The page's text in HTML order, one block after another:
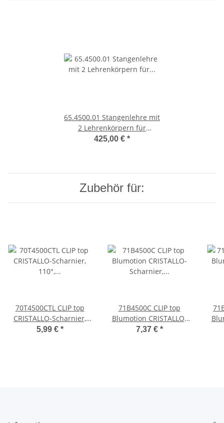
65.4500.01 Stangenlehre mit
2 Lehrenkörpern für
Cristallo Glastürscharniere
425,00 € *
Zubehör für:
70T4500CTL CLIP top
CRISTALLO-Scharnier,
110°, gerade, ohne
5,99 € *
71B4500C CLIP top
Blumotion CRISTALLO-
Scharnier, 110°, gerade,
7,37 € *